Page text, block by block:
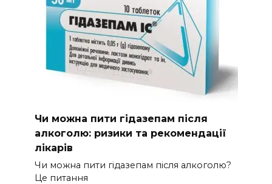
Чи можна пити гідазепам після
алкоголю: ризики та рекомендації
лікарів
Чи можна пити гідазепам після алкоголю?
Це питання